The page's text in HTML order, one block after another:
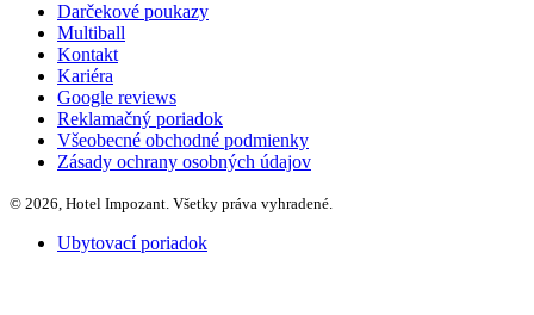
Darčekové poukazy
Multiball
Kontakt
Kariéra
Google reviews
Reklamačný poriadok
Všeobecné obchodné podmienky
Zásady ochrany osobných údajov
© 2026, Hotel Impozant. Všetky práva vyhradené.
Ubytovací poriadok